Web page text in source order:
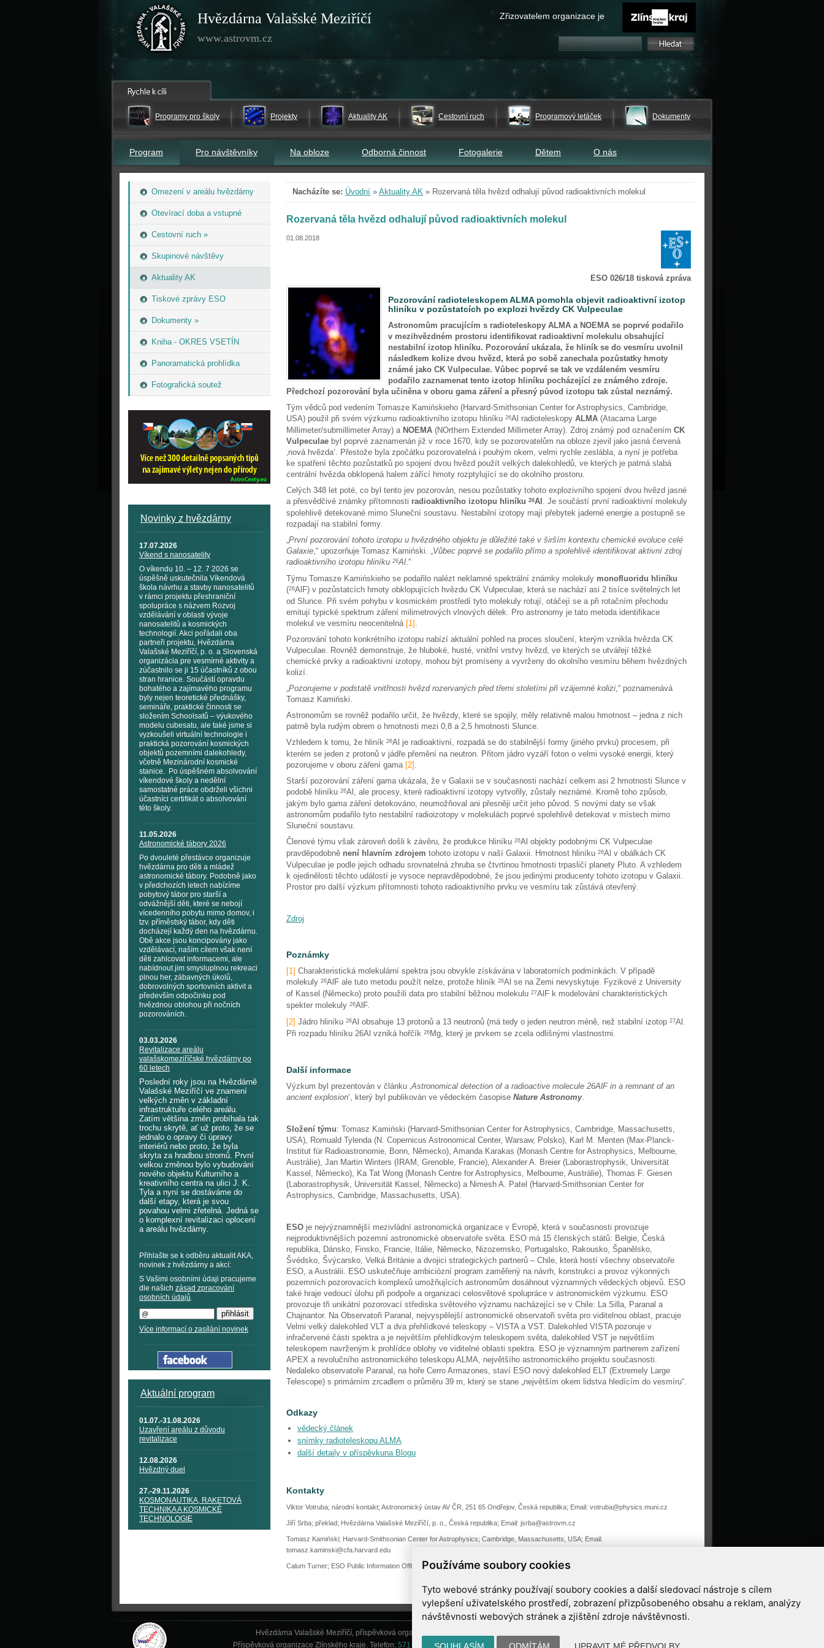
Používáme soubory cookies
Tyto webové stránky používají soubory cookies a další sledovací nástroje s cílem
vylepšení uživatelského prostředí, zobrazení přizpůsobeného obsahu a reklam, analýzy
návštěvnosti webových stránek a zjištění zdroje návštěvnosti.
Hvězdárna Valašské Meziříčí
www.astrovm.cz
Zřizovatelem organizace je
Programy pro školy Projekty Aktuality AK Cestovní ruch Programový letáček Dokumenty
Program Pro návštěvníky Na obloze Odborná činnost Fotogalerie Dětem O nás
Omezení v areálu hvězdárny
Otevírací doba a vstupné
Cestovní ruch »
Skupinové návštěvy
Aktuality AK
Tiskové zprávy ESO
Dokumenty »
Kniha - OKRES VSETÍN
Panoramatická prohlídka
Fotografická soutež
Novinky z hvězdárny
17.07.2026
Víkend s nanosatelity
O víkendu 10. – 12. 7 2026 se
úspěšně uskutečnila Víkendová
škola návrhu a stavby nanosatelitů
v rámci projektu přeshraniční
spolupráce s názvem Rozvoj
vzdělávání v oblasti vývoje
nanosatelitů a kosmických
technologií. Akci pořádali oba
partneři projektu, Hvězdárna
Valašské Meziříčí, p. o. a Slovenská
organizácia pre vesmírné aktivity a
zúčastnilo se ji 15 účastníků z obou
stran hranice. Součástí opravdu
bohatého a zajímavého programu
byly nejen teoretické přednášky,
semináře, praktické činnosti se
složením Schoolsatů – výukového
modelu cubesatu, ale také jsme si
vyzkoušeli virtuální technologie i
praktická pozorování kosmických
objektů pozemními dalekohledy,
včetně Mezinárodní kosmické
stanice. Po úspěšném absolvování
víkendové školy a nedělní
samostatné práce obdrželi všichni
účastníci certifikát o absolvování
této školy.
11.05.2026
Astronomické tábory 2026
Po dvouleté přestávce organizuje
hvězdárna pro děti a mládež
astronomické tábory. Podobně jako
v předchozích letech nabízíme
pobytový tábor pro starší a
odvážnější děti, které se nebojí
vícedenního pobytu mimo domov, i
tzv. příměstský tábor, kdy děti
docházejí každý den na hvězdárnu.
Obě akce jsou koncipovány jako
vzdělávací, naším cílem však není
děti zahlcovat informacemi, ale
nabídnout jim smysluplnou rekreaci
plnou her, zábavných úkolů,
dobrovolných sportovních aktivit a
především odpočinku pod
hvězdnou oblohou při nočních
pozorováních.
03.03.2026
Revitalizace areálu
valašskomeziříčské hvězdárny po
60 letech
Poslední roky jsou na Hvězdárně
Valašské Meziříčí ve znamení
velkých změn v základní
infrastruktuře celého areálu.
Zatím většina změn probíhala tak
trochu skrytě, ať už proto, že se
jednalo o opravy či úpravy
interiérů nebo proto, že byla
skryta za hradbou stromů. První
velkou změnou bylo vybudování
nového objektu Kulturního a
kreativního centra na ulici J. K.
Tyla a nyní se dostáváme do
další etapy, která je svou
povahou velmi zřetelná. Jedná se
o komplexní revitalizaci oplocení
a areálu hvězdárny.
Přihlašte se k odběru aktualit AKA,
novinek z hvězdárny a akcí:
S Vašimi osobními údaji pracujeme
dle našich zásad zpracování
osobních údajů.
Více informací o zasílání novinek
Aktuální program
01.07.-31.08.2026
Uzavření areálu z důvodu
revitalizace
12.08.2026
Hvězdný duel
27.-29.11.2026
KOSMONAUTIKA, RAKETOVÁ
TECHNIKA A KOSMICKÉ
TECHNOLOGIE
Nacházíte se: Úvodní » Aktuality AK » Rozervaná těla hvězd odhalují původ radioaktivních molekul
Rozervaná těla hvězd odhalují původ radioaktivních molekul
01.08.2018
ESO 026/18 tisková zpráva
Pozorování radioteleskopem ALMA pomohla objevit radioaktivní izotop
hliníku v pozůstatcích po explozi hvězdy CK Vulpeculae
Astronomům pracujícím s radioteleskopy ALMA a NOEMA se poprvé podařilo
v mezihvězdném prostoru identifikovat radioaktivní molekulu obsahující
nestabilní izotop hliníku. Pozorování ukázala, že hliník se do vesmíru uvolnil
následkem kolize dvou hvězd, která po sobě zanechala pozůstatky hmoty
známé jako CK Vulpeculae. Vůbec poprvé se tak ve vzdáleném vesmíru
podařilo zaznamenat tento izotop hliníku pocházející ze známého zdroje.
Předchozí pozorování byla učiněna v oboru gama záření a přesný původ izotopu tak zůstal neznámý.
Tým vědců pod vedením Tomasze Kamińskieho (Harvard-Smithsonian Center for Astrophysics, Cambridge,
USA) použil při svém výzkumu radioaktivního izotopu hliníku 26Al radioteleskopy ALMA (Atacama Large
Millimeter/submillimeter Array) a NOEMA (NOrthern Extended Millimeter Array). Zdroj známý pod označením CK
Vulpeculae byl poprvé zaznamenán již v roce 1670, kdy se pozorovatelům na obloze zjevil jako jasná červená
‚nová hvězda‘. Přestože byla zpočátku pozorovatelná i pouhým okem, velmi rychle zeslábla, a nyní je potřeba
ke spatření těchto pozůstatků po spojení dvou hvězd použít velkých dalekohledů, ve kterých je patrná slabá
centrální hvězda obklopená halem zářící hmoty rozptylující se do okolního prostoru.
Celých 348 let poté, co byl tento jev pozorován, nesou pozůstatky tohoto explozivního spojení dvou hvězd jasné
a přesvědčivé známky přítomnosti radioaktivního izotopu hliníku 26Al . Je součástí první radioaktivní molekuly
spolehlivě detekované mimo Sluneční soustavu. Nestabilní izotopy mají přebytek jaderné energie a postupně se
rozpadají na stabilní formy.
„První pozorování tohoto izotopu u hvězdného objektu je důležité také v širším kontextu chemické evoluce celé
Galaxie,“ upozorňuje Tomasz Kamiński. „Vůbec poprvé se podařilo přímo a spolehlivě identifikovat aktivní zdroj
radioaktivního izotopu hliníku 26Al.“
Týmu Tomasze Kamińskieho se podařilo nalézt neklamné spektrální známky molekuly monofluoridu hliníku
(26AlF) v pozůstatcích hmoty obklopujících hvězdu CK Vulpeculae, která se nachází asi 2 tisíce světelných let
od Slunce. Při svém pohybu v kosmickém prostředí tyto molekuly rotují, otáčejí se a při rotačním přechodu
emitují typické spektrum záření milimetrových vlnových délek. Pro astronomy je tato metoda identifikace
molekul ve vesmíru neocenitelná [1] .
Pozorování tohoto konkrétního izotopu nabízí aktuální pohled na proces sloučení, kterým vznikla hvězda CK
Vulpeculae. Rovněž demonstruje, že hluboké, husté, vnitřní vrstvy hvězd, ve kterých se utvářejí těžké
chemické prvky a radioaktivní izotopy, mohou být promíseny a vyvrženy do okolního vesmíru během hvězdných
kolizí.
„Pozorujeme v podstatě vnitřnosti hvězd rozervaných před třemi stoletími při vzájemné kolizi,“ poznamenává
Tomasz Kamiński.
Astronomům se rovněž podařilo určit, že hvězdy, které se spojily, měly relativně malou hmotnost – jedna z nich
patrně byla rudým obrem o hmotnosti mezi 0,8 a 2,5 hmotnosti Slunce.
Vzhledem k tomu, že hliník 26Al je radioaktivní, rozpadá se do stabilnější formy (jiného prvku) procesem, při
kterém se jeden z protonů v jádře přemění na neutron. Přitom jádro vyzáří foton o velmi vysoké energii, který
pozorujeme v oboru záření gama [2] .
Starší pozorování záření gama ukázala, že v Galaxii se v současnosti nachází celkem asi 2 hmotnosti Slunce v
podobě hliníku 26Al, ale procesy, které radioaktivní izotopy vytvořily, zůstaly neznámé. Kromě toho způsob,
jakým bylo gama záření detekováno, neumožňoval ani přesněji určit jeho původ. S novými daty se však
astronomům podařilo tyto nestabilní radioizotopy v molekulách poprvé spolehlivě detekovat v místech mimo
Sluneční soustavu.
Členové týmu však zároveň došli k závěru, že produkce hliníku 26Al objekty podobnými CK Vulpeculae
pravděpodobně není hlavním zdrojem tohoto izotopu v naší Galaxii. Hmotnost hliníku 26Al v obálkách CK
Vulpeculae je podle jejich odhadu srovnatelná zhruba se čtvrtinou hmotnosti trpasličí planety Pluto. A vzhledem
k ojedinělosti těchto událostí je vysoce nepravděpodobné, že jsou jedinými producenty tohoto izotopu v Galaxii.
Prostor pro další výzkum přítomnosti tohoto radioaktivního prvku ve vesmíru tak zůstává otevřený.
Zdroj
Poznámky
[1] Charakteristická molekulární spektra jsou obvykle získávána v laboratorních podmínkách. V případě
molekuly 26AlF ale tuto metodu použít nelze, protože hliník 26Al se na Zemi nevyskytuje. Fyzikové z University
of Kassel (Německo) proto použili data pro stabilní běžnou molekulu 27AlF k modelování charakteristických
spekter molekuly 26AlF.
[2] Jádro hliníku 26Al obsahuje 13 protonů a 13 neutronů (má tedy o jeden neutron méně, než stabilní izotop 27Al.
Při rozpadu hliníku 26Al vzniká hořčík 26 Mg, který je prvkem se zcela odlišnými vlastnostmi.
Další informace
Výzkum byl prezentován v článku ‚Astronomical detection of a radioactive molecule 26AlF in a remnant of an
ancient explosion‘, který byl publikován ve vědeckém časopise Nature Astronomy.
Složení týmu: Tomasz Kamiński (Harvard-Smithsonian Center for Astrophysics, Cambridge, Massachusetts,
USA), Romuald Tylenda (N. Copernicus Astronomical Center, Warsaw, Polsko), Karl M. Menten (Max-Planck-
Institut für Radioastronomie, Bonn, Německo), Amanda Karakas (Monash Centre for Astrophysics, Melbourne,
Austrálie), Jan Martin Winters (IRAM, Grenoble, Francie), Alexander A. Breier (Laborastrophysik, Universität
Kassel, Německo), Ka Tat Wong (Monash Centre for Astrophysics, Melbourne, Austrálie), Thomas F. Giesen
(Laborastrophysik, Universität Kassel, Německo) a Nimesh A. Patel (Harvard-Smithsonian Center for
Astrophysics, Cambridge, Massachusetts, USA).
ESO je nejvýznamnější mezivládní astronomická organizace v Evropě, která v současnosti provozuje
nejproduktivnějších pozemní astronomické observatoře světa. ESO má 15 členských států: Belgie, Česká
republika, Dánsko, Finsko, Francie, Itálie, Německo, Nizozemsko, Portugalsko, Rakousko, Španělsko,
Švédsko, Švýcarsko, Velká Británie a dvojici strategických partnerů – Chile, která hostí všechny observatoře
ESO, a Austrálii. ESO uskutečňuje ambiciózní program zaměřený na návrh, konstrukci a provoz výkonných
pozemních pozorovacích komplexů umožňujících astronomům dosáhnout významných vědeckých objevů. ESO
také hraje vedoucí úlohu při podpoře a organizaci celosvětové spolupráce v astronomickém výzkumu. ESO
provozuje tři unikátní pozorovací střediska světového významu nacházející se v Chile: La Silla, Paranal a
Chajnantor. Na Observatoři Paranal, nejvyspělejší astronomické observatoři světa pro viditelnou oblast, pracuje
Velmi velký dalekohled VLT a dva přehlídkové teleskopy – VISTA a VST. Dalekohled VISTA pozoruje v
infračervené části spektra a je největším přehlídkovým teleskopem světa, dalekohled VST je největším
teleskopem navrženým k prohlídce oblohy ve viditelné oblasti spektra. ESO je významným partnerem zařízení
APEX a revolučního astronomického teleskopu ALMA, největšího astronomického projektu současnosti.
Nedaleko observatoře Paranal, na hoře Cerro Armazones, staví ESO nový dalekohled ELT (Extremely Large
Telescope) s primárním zrcadlem o průměru 39 m, který se stane „největším okem lidstva hledícím do vesmíru“.
Odkazy
vědecký článek
snímky radioteleskopu ALMA
další detaily v příspěvkuna Blogu
Kontakty
Viktor Votruba; národní kontakt; Astronomický ústav AV ČR, 251 65 Ondřejov, Česká republika; Email: votruba@physics.muni.cz
Jiří Srba; překlad; Hvězdárna Valašské Meziříčí, p. o., Česká republika; Email: jsrba@astrovm.cz
Tomasz Kamiński; Harvard-Smithsonian Center for Astrophysics; Cambridge, Massachusetts, USA; Email:
tomasz.kaminski@cfa.harvard.edu
Calum Turner; ESO Public Information Officer; Garching bei München, Germany; Tel.: +49 89 3200 6670; Email: pio@eso.org
Hvězdárna Valašské Meziříčí, příspěvková organizace, Vsetínská 78, 757 01 Valašské Meziříčí
Příspěvková organizace Zlínského kraje. Telefon: 571 611 928, Mobil:777 277 134 , E-mail:info@astrovm.cz